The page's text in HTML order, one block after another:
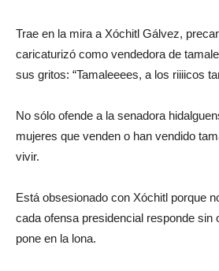
Trae en la mira a Xóchitl Gálvez,
caricaturizó como vendedora de
sus gritos: “Tamaleeees, a los riiiicos
No sólo ofende a la senadora
mujeres que venden o han vendido
vivir.
Está obsesionado con Xóchitl porque
cada ofensa presidencial responde sin
pone en la lona.